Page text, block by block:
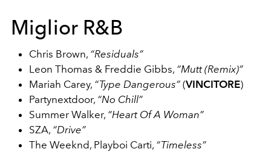
Miglior R&B
Chris Brown, “Residuals”
Leon Thomas & Freddie Gibbs, “Mutt (Remix)”
Mariah Carey, “Type Dangerous” (VINCITORE)
Partynextdoor, “No Chill”
Summer Walker, “Heart Of A Woman”
SZA, “Drive”
The Weeknd, Playboi Carti, “Timeless”